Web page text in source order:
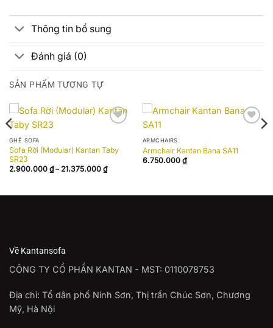
Thông tin bổ sung
Đánh giá (0)
SẢN PHẨM TƯƠNG TỰ
GHẾ SOFA
Sofa Rời (Modular) Kantan Taby
SR23
2.900.000 ₫ – 21.375.000 ₫Khoảng
giá:
đến
ARMCHAIRS
Armchair Kantan Bana SA11
6.750.000 ₫
Về Kantansofa
CÔNG TY CỔ PHẦN KANTAN - MST: 0110078753
Địa chỉ: Tổ dân phố Ninh Sơn, Thị trấn Chúc Sơn, Chương
Mỹ, Hà Nội